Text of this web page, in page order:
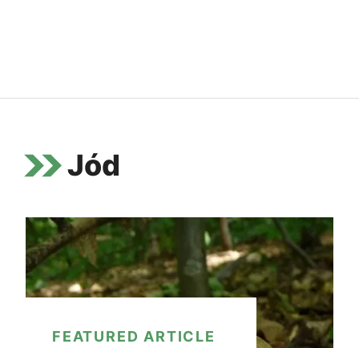
Jód
FEATURED ARTICLE